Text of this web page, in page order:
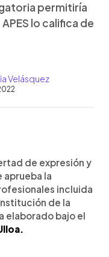
permitiría
lo califica de
Velásquez
de expresión y
aprueba la
incluida
de la
elaborado bajo el